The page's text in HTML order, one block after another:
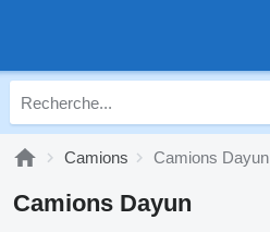
Camions Camions Dayun
Camions Dayun